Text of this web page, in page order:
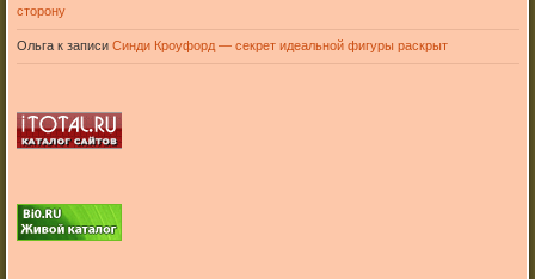
сторону
Ольгак записи Синди Кроуфорд — секрет идеальной фигуры раскрыт